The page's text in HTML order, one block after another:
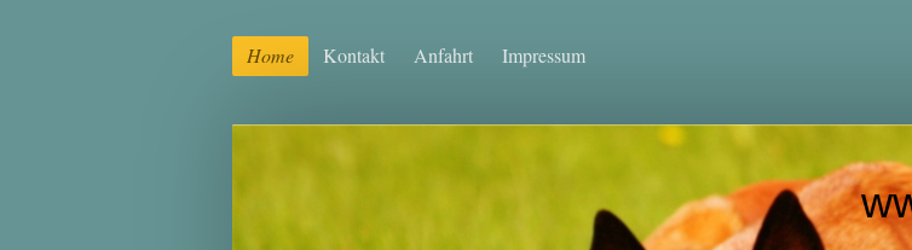
Home Kontakt Anfahrt Impressum
www.malinois-